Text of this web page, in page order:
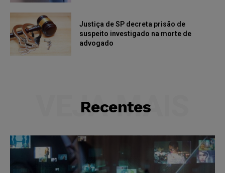
Justiça de SP decreta prisão de
suspeito investigado na morte de
advogado
Recentes
VEJA MAIS